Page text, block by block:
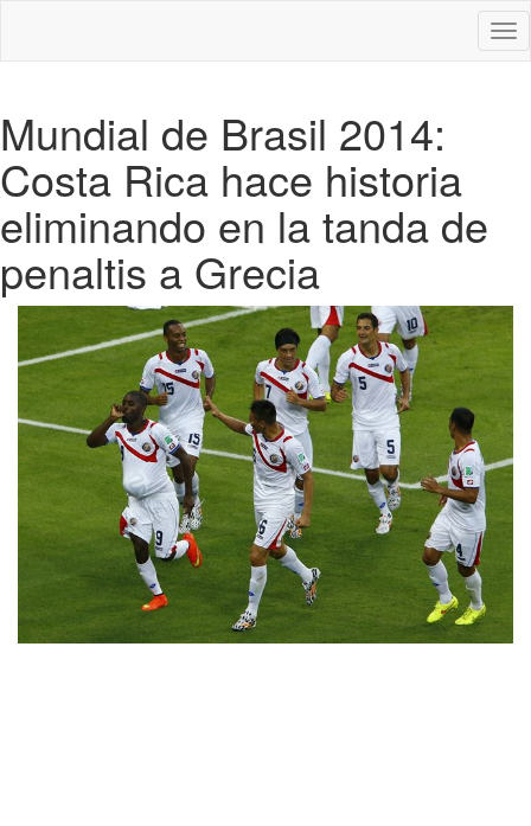
Mundial de Brasil 2014:
Costa Rica hace historia
eliminando en la tanda de
penaltis a Grecia